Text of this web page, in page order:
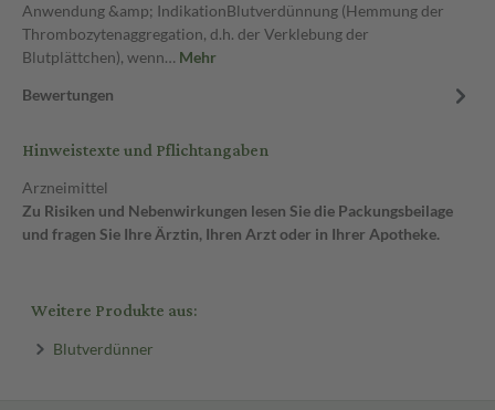
Anwendung &amp; IndikationBlutverdünnung (Hemmung der
Thrombozytenaggregation, d.h. der Verklebung der
Blutplättchen), wenn… Mehr
Bewertungen
Hinweistexte und Pflichtangaben
Arzneimittel
Zu Risiken und Nebenwirkungen lesen Sie die Packungsbeilage
und fragen Sie Ihre Ärztin, Ihren Arzt oder in Ihrer Apotheke.
Weitere Produkte aus:
Blutverdünner